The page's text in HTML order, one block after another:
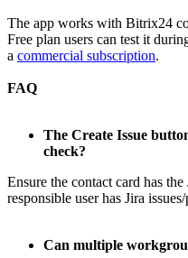
The app works with Bitrix24
Free plan users can test it
a commercial subscription.
FAQ
The Create Issue
check?
Ensure the contact card has
responsible user has Jira
Can multiple